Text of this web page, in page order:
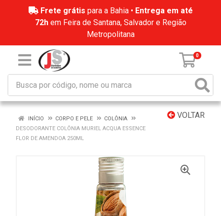
Frete grátis para a Bahia • Entrega em até
72hem Feira de Santana, Salvador e Região
Metropolitana
0
VOLTAR
INÍCIO CORPO E PELE
COLÔNIA
DESODORANTE COLÔNIA MURIEL ACQUA ESSENCE
FLOR DE AMENDOA 250ML